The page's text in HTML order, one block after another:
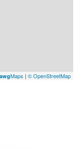
Maps | © OpenStreetMap